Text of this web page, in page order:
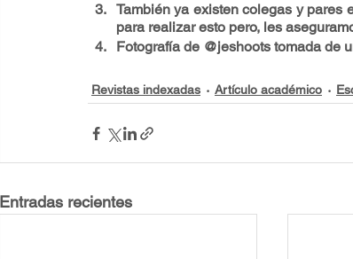
También ya existen colegas y pares
para realizar esto pero, les
Fotografía de @jeshoots tomada de
Revistas indexadas Artículo académico
Entradas recientes